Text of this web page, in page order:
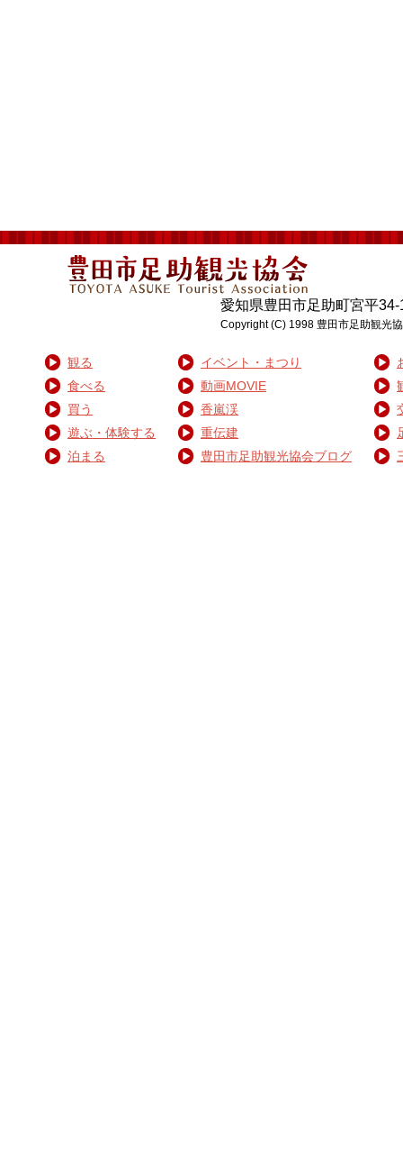
愛知県豊田市足助町宮平
Copyright (C) 1998 豊田市足助観光
観る
食べる
買う
遊ぶ・体験する
泊まる
イベント・まつり
動画MOVIE
香嵐渓
重伝建
豊田市足助観光協会ブログ